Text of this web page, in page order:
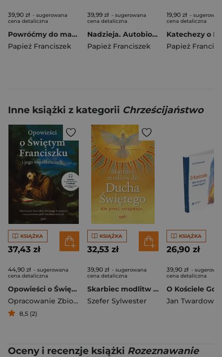
39,90 zł - sugerowana
cena detaliczna
Powróćmy do marzeń
Papież Franciszek
39,99 zł - sugerowana
cena detaliczna
Nadzieja. Autobiografia
Papież Franciszek
19,90 zł -
cena detaliczna
Papież
Inne książki z kategorii Chrześcijaństwo
KSIĄŻKA
37,43 zł
44,90 zł - sugerowana
cena detaliczna
Opowieści o Świętym Franciszku i jego współbraciach
Opracowanie Zbiorowe
8,5 (2)
KSIĄŻKA
32,53 zł
39,90 zł - sugerowana
cena detaliczna
Skarbiec modlitw do Ducha Świętego wyd. 2026
Szefer Sylwester
KSIĄŻKA
26,90 zł
39,90 zł -
cena detaliczna
Jan
Oceny i recenzje książki Rozeznawanie